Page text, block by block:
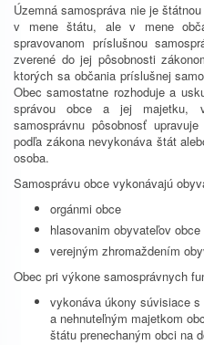
Územná samospráva nie je
v mene štátu, ale v mene
spravovanom príslušnou
zverené do jej pôsobnosti
ktorých sa občania príslušnej
Obec samostatne rozhoduje a
správou obce a jej majetku,
samosprávnu pôsobnosť
podľa zákona nevykonáva štát
osoba.
Samosprávu obce vykonávajú
orgánmi obce
hlasovanim obyvateľov obce
verejným zhromaždením
Obec pri výkone samosprávnych
vykonáva úkony súvisiace
a nehnuteľným majetkom
štátu prenechaným obci na